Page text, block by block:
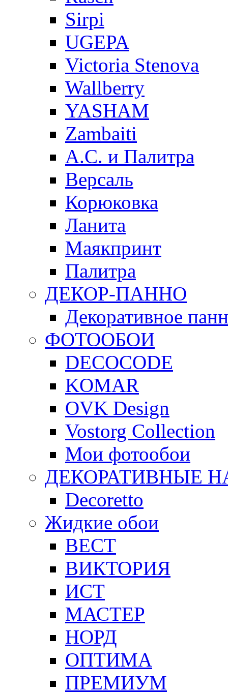
Sirpi
UGEPA
Victoria Stenova
Wallberry
YASHAM
Zambaiti
А.С. и Палитра
Версаль
Корюковка
Ланита
Маякпринт
Палитра
ДЕКОР-ПАННО
Декоративное
ФОТООБОИ
DECOCODE
KOMAR
OVK Design
Vostorg Collection
Мои фотообои
ДЕКОРАТИВНЫЕ
Decoretto
Жидкие обои
ВЕСТ
ВИКТОРИЯ
ИСТ
МАСТЕР
НОРД
ОПТИМА
ПРЕМИУМ